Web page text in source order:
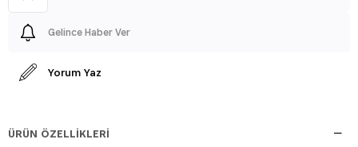
Gelince Haber Ver
Yorum Yaz
ÜRÜN ÖZELLIKLERI